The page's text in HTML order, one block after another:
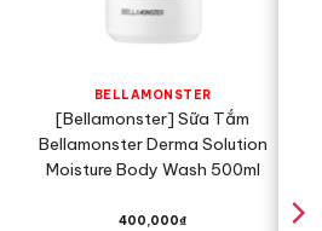
BELLAMONSTER
[Bellamonster] Sữa Tắm
Bellamonster Derma Solution
Moisture Body Wash 500ml
400,000₫